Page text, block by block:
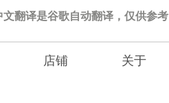
店铺 关于
翻译是谷歌自动翻译，仅供参考